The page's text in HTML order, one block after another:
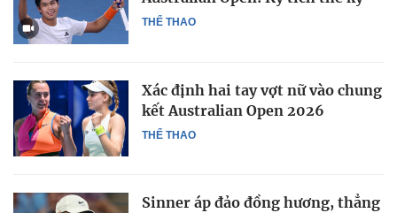
THỂ THAO
THỂ THAO
Xác định hai tay vợt nữ vào chung
kết Australian Open 2026
Sinner áp đảo đồng hương, thẳng